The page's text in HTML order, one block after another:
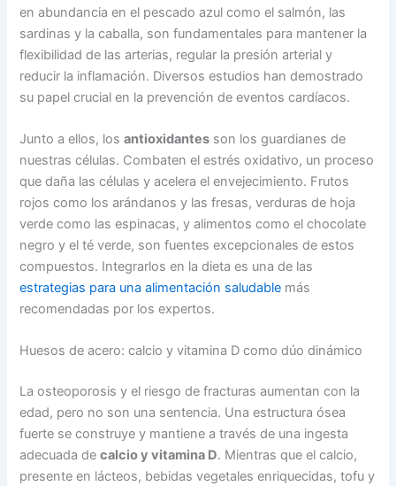
en abundancia en el pescado azul como el salmón, las
sardinas y la caballa, son fundamentales para mantener la
flexibilidad de las arterias, regular la presión arterial y
reducir la inflamación. Diversos estudios han demostrado
su papel crucial en la prevención de eventos cardíacos.
Junto a ellos, losantioxidantes son los guardianes de
nuestras células. Combaten el estrés oxidativo, un proceso
que daña las células y acelera el envejecimiento. Frutos
rojos como los arándanos y las fresas, verduras de hoja
verde como las espinacas, y alimentos como el chocolate
negro y el té verde, son fuentes excepcionales de estos
compuestos. Integrarlos en la dieta es una de las
estrategias para una alimentación saludable más
recomendadas por los expertos.
Huesos de acero: calcio y vitamina D como dúo dinámico
La osteoporosis y el riesgo de fracturas aumentan con la
edad, pero no son una sentencia. Una estructura ósea
fuerte se construye y mantiene a través de una ingesta
adecuada decalcio y vitamina D. Mientras que el calcio,
presente en lácteos, bebidas vegetales enriquecidas, tofu y